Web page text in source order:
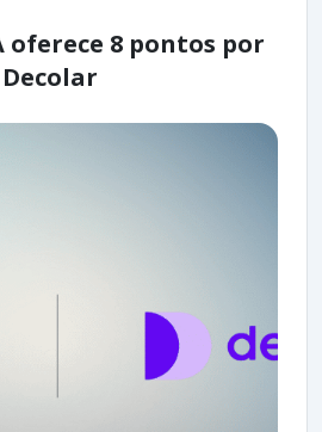
oferece 8 pontos por